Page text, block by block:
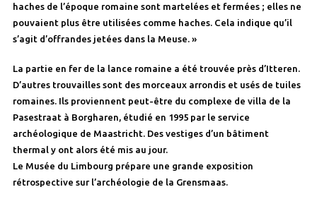
haches de l’époque romaine sont martelées et fermées ; elles ne
pouvaient plus être utilisées comme haches. Cela indique qu’il
s’agit d’offrandes jetées dans la Meuse. »
La partie en fer de la lance romaine a été trouvée près d’Itteren.
D’autres trouvailles sont des morceaux arrondis et usés de tuiles
romaines. Ils proviennent peut-être du complexe de villa de la
Pasestraat à Borgharen, étudié en 1995 par le service
archéologique de Maastricht. Des vestiges d’un bâtiment
thermal y ont alors été mis au jour.
Le Musée du Limbourg prépare une grande exposition
rétrospective sur l’archéologie de la Grensmaas.